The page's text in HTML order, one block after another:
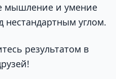
мышление и умение
нестандартным углом.
результатом в